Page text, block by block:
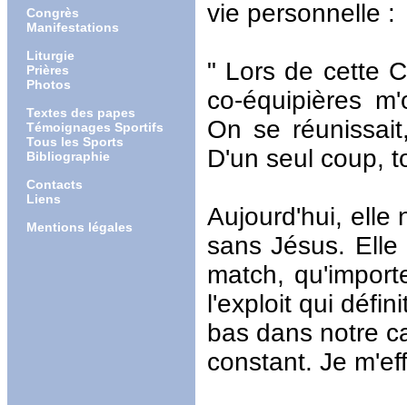
Congrès
Manifestations
Liturgie
Prières
Photos
Textes des papes
Témoignages Sportifs
Tous les Sports
Bibliographie
Contacts
Liens
Mentions légales
vie personnelle :
" Lors de cette
co-équipières
On se
D'un seul coup,
Aujourd'hui, elle
sans Jésus.
match,
l'exploit qui
bas dans notre
constant. Je